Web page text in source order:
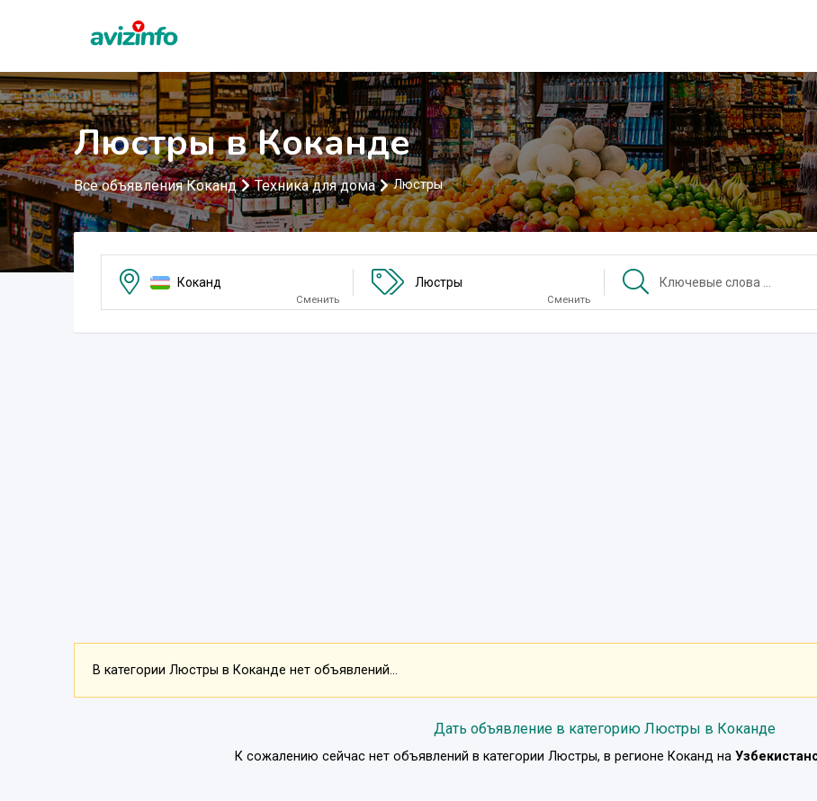
Люстры в Коканде
Все объявления Коканд Техника для дома Люстры
Коканд
Сменить
Люстры
Сменить
В категории Люстры в Коканде нет объявлений...
Дать объявление в категорию Люстры в Коканде
К сожалению сейчас нет объявлений в категории Люстры, в регионе Коканд на